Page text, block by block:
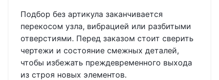
Подбор без артикула заканчивается
перекосом узла, вибрацией или разбитыми
отверстиями. Перед заказом стоит сверить
чертежи и состояние смежных деталей,
чтобы избежать преждевременного выхода
из строя новых элементов.